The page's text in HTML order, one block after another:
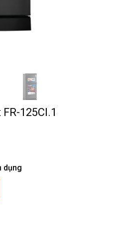
125CI.1
dụng
số lượng